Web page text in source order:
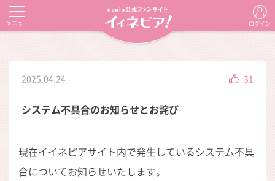
メニュー ログイン
2025.04.24 31
システム不具合のお知らせとお詫び
現在イイネピアサイト内で発生しているシステム不具
合についてお知らせいたします。